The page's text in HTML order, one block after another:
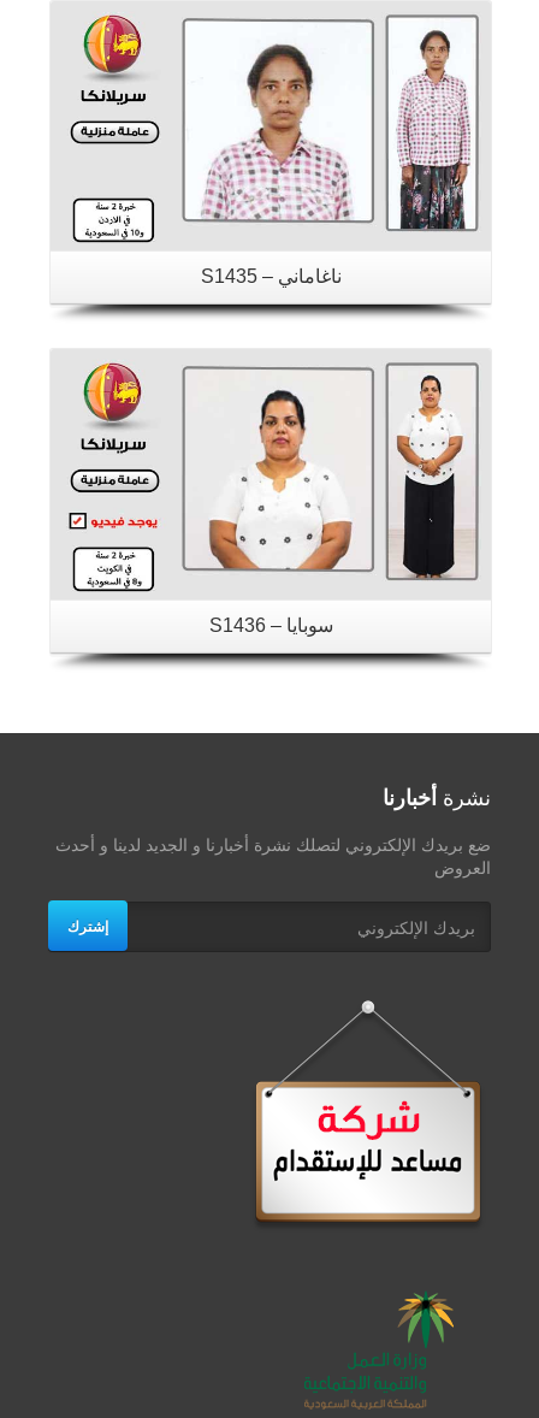
ناغاماني – S1435
سوبايا – S1436
نشرة أخبارنا
ضع بريدك الإلكتروني لتصلك نشرة أخبارنا و الجديد لدينا و أحدث
العروض
إشترك